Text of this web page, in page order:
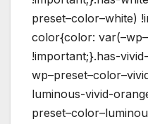
preset–color–white)
color{color:
!important;}.has-
luminous-vivid-